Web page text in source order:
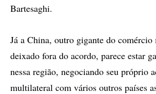
Bartesaghi.
Já a China, outro gigante do
deixado fora do acordo, parece estar
nessa região, negociando seu próprio
multilateral com vários outros países